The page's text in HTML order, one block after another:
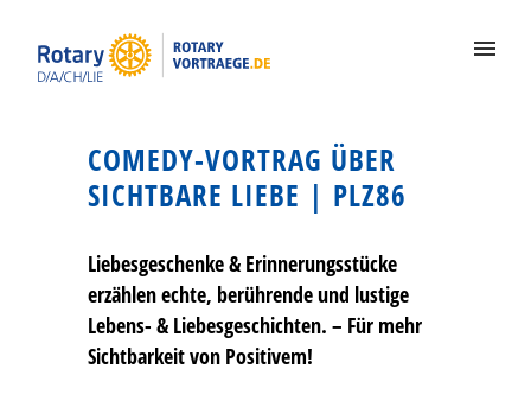
COMEDY-VORTRAG ÜBER
SICHTBARE LIEBE | PLZ86
Liebesgeschenke & Erinnerungsstücke
erzählen echte, berührende und lustige
Lebens- & Liebesgeschichten. – Für mehr
Sichtbarkeit von Positivem!